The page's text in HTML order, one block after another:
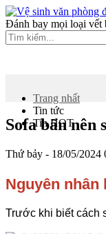
Đánh bay mọi loại vết
Trang nhất
Tin tức
Tin HOT
Sofa bẩn nên
Thứ bảy - 18/05/2024
Nguyên nhân
Trước khi biết cách